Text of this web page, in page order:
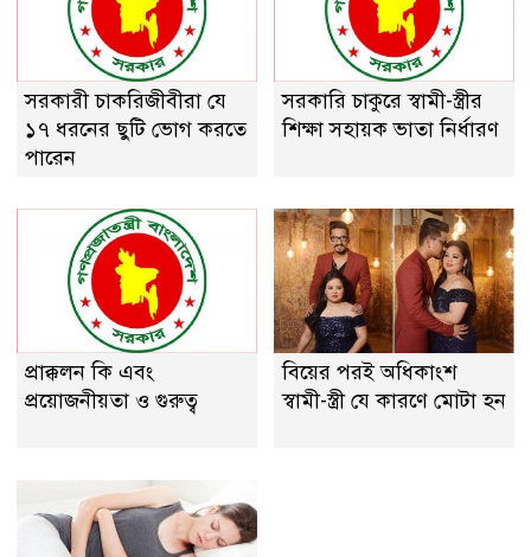
সরকারী চাকরিজীবীরা যে
১৭ ধরনের ছুটি ভোগ করতে
পারেন
সরকারি চাকুরে স্বামী-স্ত্রীর
শিক্ষা সহায়ক ভাতা নির্ধারণ
প্রাক্কলন কি এবং
প্রয়ােজনীয়তা ও গুরুত্ব
বিয়ের পরই অধিকাংশ
স্বামী-স্ত্রী যে কারণে মোটা হন